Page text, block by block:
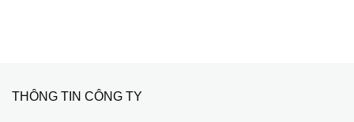
THÔNG TIN CÔNG TY